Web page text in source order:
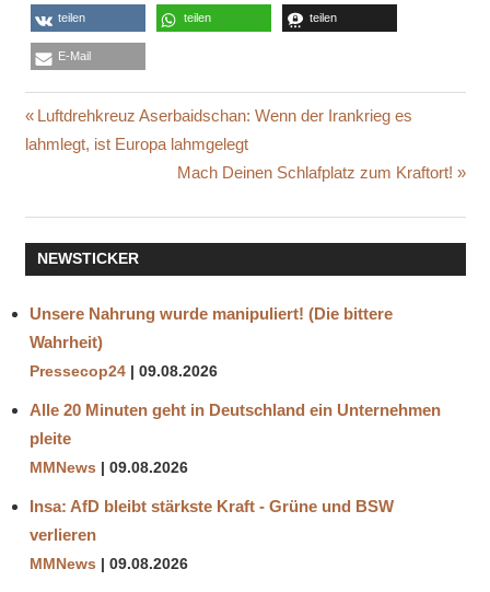
teilen teilen teilen
E-Mail
Beitragsnavigation
Vorheriger
Beitrag:
Luftdrehkreuz Aserbaidschan: Wenn der Irankrieg es
lahmlegt, ist Europa lahmgelegt
Nächster
Mach Deinen Schlafplatz zum Kraftort!
NEWSTICKER
Unsere Nahrung wurde manipuliert! (Die bittere
Wahrheit)
Pressecop24 09.08.2026
Alle 20 Minuten geht in Deutschland ein Unternehmen
pleite
MMNews 09.08.2026
Insa: AfD bleibt stärkste Kraft - Grüne und BSW
verlieren
MMNews 09.08.2026